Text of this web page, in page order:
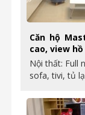
Căn hộ
cao, view hồ
Nội thất: Full
sofa, tivi, tủ